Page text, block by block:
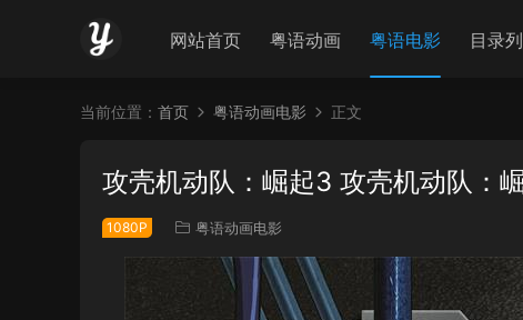
网站首页 粤语动画 粤语电影 目录
当前位置： 首页 粤语动画电影 正文
攻壳机动队：崛起3 攻壳机动队：
1080P 粤语动画电影